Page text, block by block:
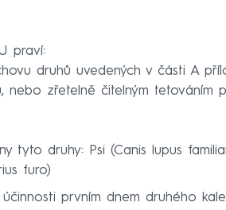
praví:
druhů uvedených v části A
nebo zřetelně čitelným tetováním
tyto druhy: Psi (Canis lupus
furo)
prvním dnem druhého